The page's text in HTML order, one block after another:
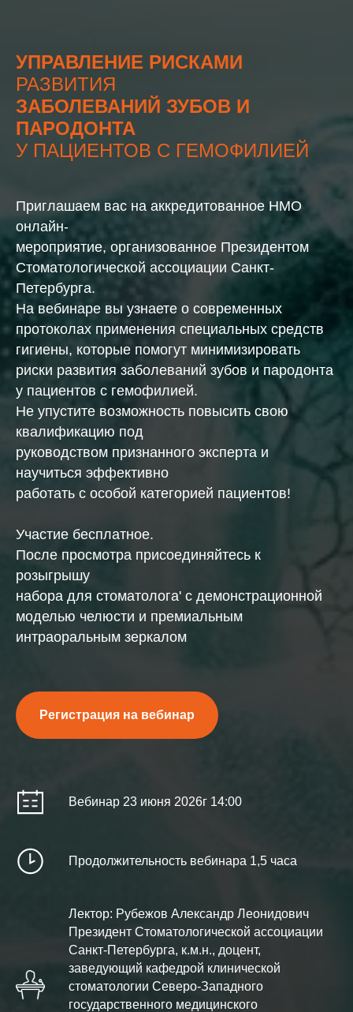
УПРАВЛЕНИЕ РИСКАМИ
РАЗВИТИЯ
ЗАБОЛЕВАНИЙ ЗУБОВ И
ПАРОДОНТА
У ПАЦИЕНТОВ С ГЕМОФИЛИЕЙ
Приглашаем вас на аккредитованное НМО
онлайн-
мероприятие, организованное Президентом
Стоматологической ассоциации Санкт-
Петербурга.
На вебинаре вы узнаете о современных
протоколах применения специальных средств
гигиены, которые помогут минимизировать
риски развития заболеваний зубов и пародонта
у пациентов с гемофилией.
Не упустите возможность повысить свою
квалификацию под
руководством признанного эксперта и
научиться эффективно
работать с особой категорией пациентов!
Участие бесплатное.
После просмотра присоединяйтесь к
розыгрышу
набора для стоматолога' с демонстрационной
моделью челюсти и премиальным
интраоральным зеркалом
Регистрация на вебинар
Вебинар 23 июня 2026г 14:00
Продолжительность вебинара 1,5 часа
Лектор: Рубежов Александр Леонидович
Президент Стоматологической ассоциации
Санкт-Петербурга, к.м.н., доцент,
заведующий кафедрой клинической
стоматологии Северо-Западного
государственного медицинского